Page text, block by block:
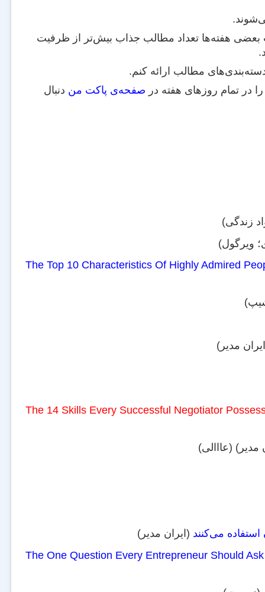
هفته‌ها تعداد مطالب جذاب بیش‌تر از ظرفیت
مطالب ارائه کنم.
در تمام روزهای هفته در صفحه‌ی پاکت من دنبال
زندگی)
ویرگول)
The Top 10 Characteristics Of Highly Admired
مدیر)
The 14 Skills Every Successful Negotiator
مدیر) (عااالی)
(ایران مدیر)
The One Question Every Entrepreneur Should